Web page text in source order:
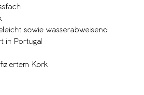
sowie wasserabweisend
in Portugal
Kork